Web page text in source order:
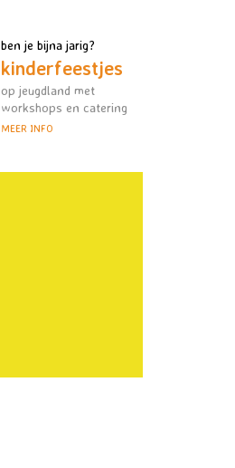
ben je bijna jarig?
kinderfeestjes
op jeugdland met
workshops en catering
MEER INFO